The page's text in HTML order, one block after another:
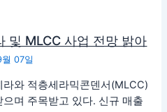
및 MLCC 사업 전망 밝아
07일
와 적층세라믹콘덴서(MLCC)
며 주목받고 있다. 신규 매출